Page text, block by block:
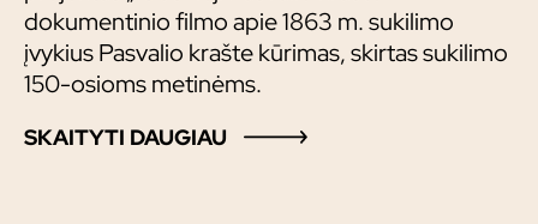
dokumentinio filmo apie 1863 m. sukilimo
įvykius Pasvalio krašte kūrimas, skirtas sukilimo
150-osioms metinėms.
SKAITYTI DAUGIAU